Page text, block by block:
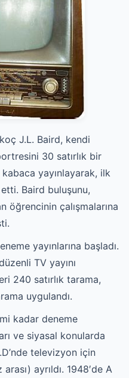
J.L. Baird, kendi
30 satırlık bir
yayınlayarak, ilk
Baird buluşunu,
öğrencinin çalışmalarına
yayınlarına başladı.
TV yayını
240 satırlık tarama,
uygulandı.
kadar deneme
ve siyasal konularda
televizyon için
ayrıldı. 1948′de A